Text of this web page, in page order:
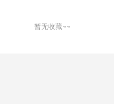
暂无收藏~~